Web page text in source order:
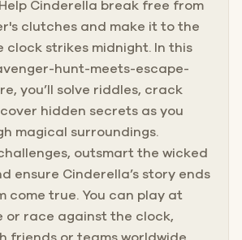
Cinderella break free from
clutches and make it to the
clock strikes midnight. In this
hunt-meets-escape-
you’ll solve riddles, crack
hidden secrets as you
magical surroundings.
outsmart the wicked
ensure Cinderella’s story ends
come true. You can play at
or race against the clock,
friends or teams worldwide.